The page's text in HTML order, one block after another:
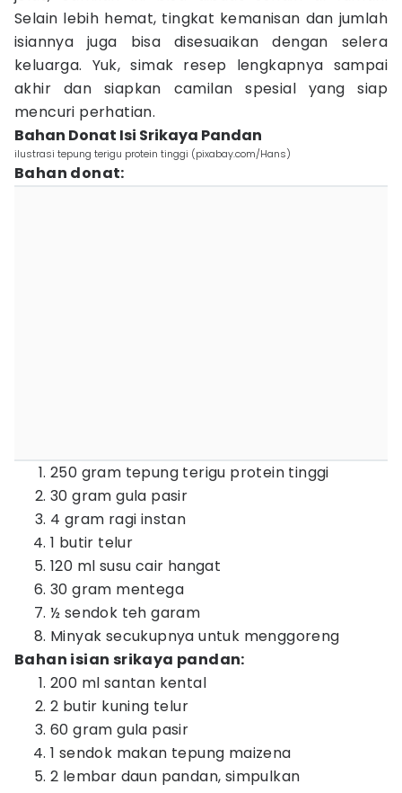
Selain lebih hemat, tingkat kemanisan dan jumlah
isiannya juga bisa disesuaikan dengan selera
keluarga. Yuk, simak resep lengkapnya sampai
akhir dan siapkan camilan spesial yang siap
mencuri perhatian.
Bahan Donat Isi Srikaya Pandan
ilustrasi tepung terigu protein tinggi (pixabay.com/Hans)
Bahan donat:
250 gram tepung terigu protein tinggi
30 gram gula pasir
4 gram ragi instan
1 butir telur
120 ml susu cair hangat
30 gram mentega
½ sendok teh garam
Minyak secukupnya untuk menggoreng
Bahan isian srikaya pandan:
200 ml santan kental
2 butir kuning telur
60 gram gula pasir
1 sendok makan tepung maizena
2 lembar daun pandan, simpulkan